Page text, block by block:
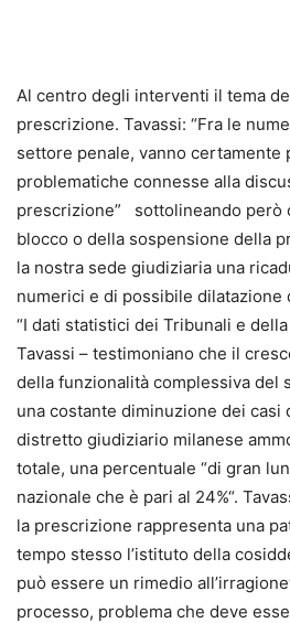
Al centro degli interventi il tema
prescrizione. Tavassi: “Fra le
settore penale, vanno certamente
problematiche connesse alla
prescrizione” sottolineando però
blocco o della sospensione della
la nostra sede giudiziaria una
numerici e di possibile dilatazione
“I dati statistici dei Tribunali e
Tavassi – testimoniano che il
della funzionalità complessiva del
una costante diminuzione dei casi
distretto giudiziario milanese
totale, una percentuale “di gran
nazionale che è pari al 24%“.
la prescrizione rappresenta una
tempo stesso l’istituto della
può essere un rimedio
processo, problema che deve